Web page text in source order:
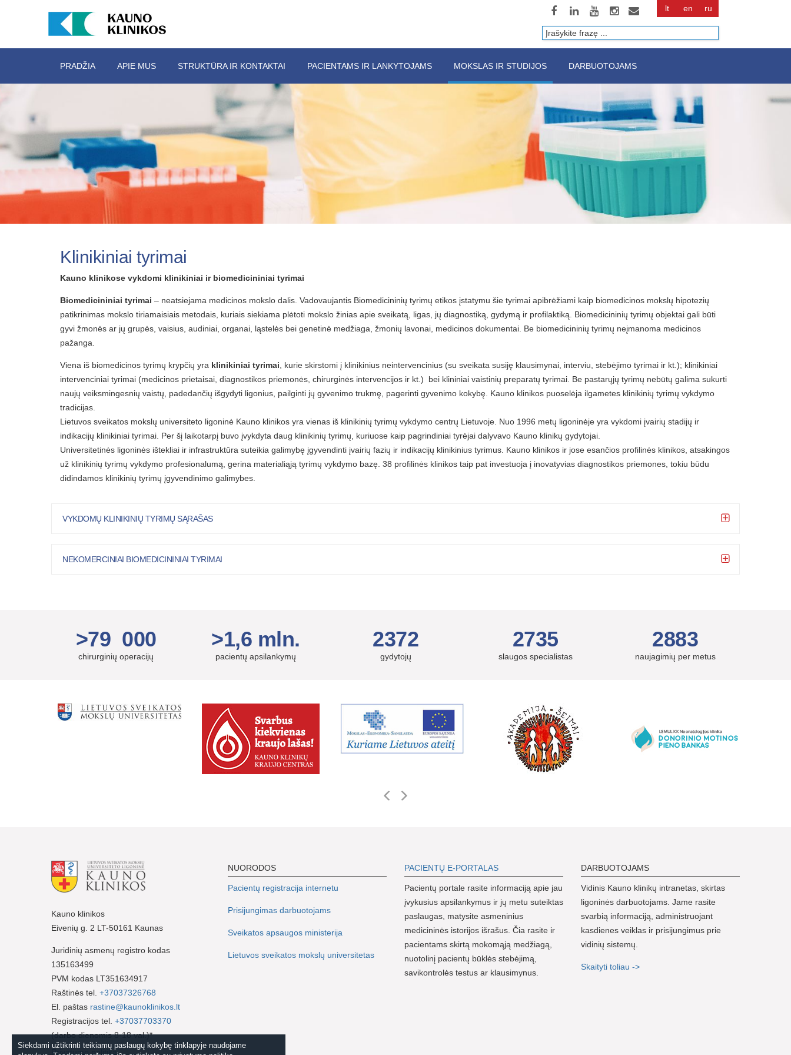
Siekdami užtikrinti teikiamų paslaugų kokybę tinklapyje naudojame
lt en ru
Paieška
PRADŽIA APIE MUS STRUKTŪRA IR KONTAKTAI PACIENTAMS IR LANKYTOJAMS MOKSLAS IR STUDIJOS DARBUOTOJAMS
Klinikiniai tyrimai
Kauno klinikose vykdomi klinikiniai ir biomedicininiai tyrimai
Biomedicininiai tyrimai – neatsiejama medicinos mokslo dalis. Vadovaujantis Biomedicininių tyrimų etikos įstatymu šie tyrimai apibrėžiami kaip biomedicinos mokslų hipotezių
patikrinimas mokslo tiriamaisiais metodais, kuriais siekiama plėtoti mokslo žinias apie sveikatą, ligas, jų diagnostiką, gydymą ir profilaktiką. Biomedicininių tyrimų objektai gali būti
gyvi žmonės ar jų grupės, vaisius, audiniai, organai, ląstelės bei genetinė medžiaga, žmonių lavonai, medicinos dokumentai. Be biomedicininių tyrimų neįmanoma medicinos
pažanga.
Viena iš biomedicinos tyrimų krypčių yra klinikiniai tyrimai , kurie skirstomi į klinikinius neintervencinius (su sveikata susiję klausimynai, interviu, stebėjimo tyrimai ir kt.); klinikiniai
intervenciniai tyrimai (medicinos prietaisai, diagnostikos priemonės, chirurginės intervencijos ir kt.) bei klininiai vaistinių preparatų tyrimai. Be pastarųjų tyrimų nebūtų galima sukurti
naujų veiksmingesnių vaistų, padedančių išgydyti ligonius, pailginti jų gyvenimo trukmę, pagerinti gyvenimo kokybę. Kauno klinikos puoselėja ilgametes klinikinių tyrimų vykdymo
tradicijas.
Lietuvos sveikatos mokslų universiteto ligoninė Kauno klinikos yra vienas iš klinikinių tyrimų vykdymo centrų Lietuvoje. Nuo 1996 metų ligoninėje yra vykdomi įvairių stadijų ir
indikacijų klinikiniai tyrimai. Per šį laikotarpį buvo įvykdyta daug klinikinių tyrimų, kuriuose kaip pagrindiniai tyrėjai dalyvavo Kauno klinikų gydytojai.
Universitetinės ligoninės ištekliai ir infrastruktūra suteikia galimybę įgyvendinti įvairių fazių ir indikacijų klinikinius tyrimus. Kauno klinikos ir jose esančios profilinės klinikos, atsakingos
už klinikinių tyrimų vykdymo profesionalumą, gerina materialiąją tyrimų vykdymo bazę. 38 profilinės klinikos taip pat investuoja į inovatyvias diagnostikos priemones, tokiu būdu
didindamos klinikinių tyrimų įgyvendinimo galimybes.
VYKDOMŲ KLINIKINIŲ TYRIMŲ SĄRAŠAS
NEKOMERCINIAI BIOMEDICININIAI TYRIMAI
>79 000
chirurginių operacijų
>1,6 mln.
pacientų apsilankymų
2372
gydytojų
2735
slaugos specialistas
2883
naujagimių per metus
Kauno klinikos
Eivenių g. 2 LT-50161 Kaunas
Juridinių asmenų registro kodas
135163499
PVM kodas LT351634917
Raštinės tel. +37037326768
El. paštas rastine@kaunoklinikos.lt
Registracijos tel. +37037703370
(darbo dienomis 8-18 val.)*
Privatumo politika
NUORODOS
Pacientų registracija internetu
Prisijungimas darbuotojams
Sveikatos apsaugos ministerija
Lietuvos sveikatos mokslų universitetas
PACIENTŲ E-PORTALAS
Pacientų portale rasite informaciją apie jau
įvykusius apsilankymus ir jų metu suteiktas
paslaugas, matysite asmeninius
medicininės istorijos išrašus. Čia rasite ir
pacientams skirtą mokomąją medžiagą,
nuotolinį pacientų būklės stebėjimą,
savikontrolės testus ar klausimynus.
DARBUOTOJAMS
Vidinis Kauno klinikų intranetas, skirtas
ligoninės darbuotojams. Jame rasite
svarbią informaciją, administruojant
kasdienes veiklas ir prisijungimus prie
vidinių sistemų.
Skaityti toliau ->